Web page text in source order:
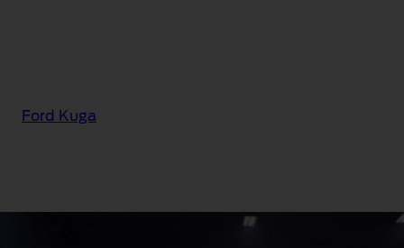
Ford Kuga